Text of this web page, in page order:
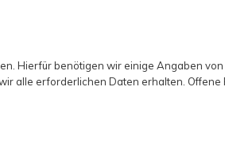
Hierfür benötigen wir einige Angaben von
alle erforderlichen Daten erhalten.